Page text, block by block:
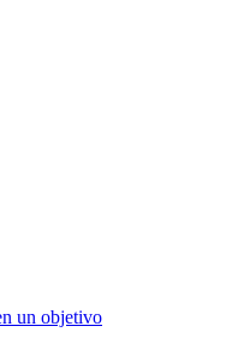
un objetivo